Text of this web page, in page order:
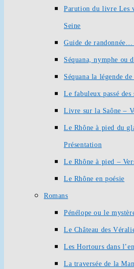
Parution du livre Les
Seine
Guide de randonnée…
Séquana, nymphe ou
Séquana la légende
Le fabuleux passé des
Livre sur la Saône –
Le Rhône à pied du
Présentation
Le Rhône à pied –
Le Rhône en poésie
Romans
Pénélope ou le
Le Château des
Les Hortours dans
La traversée de la